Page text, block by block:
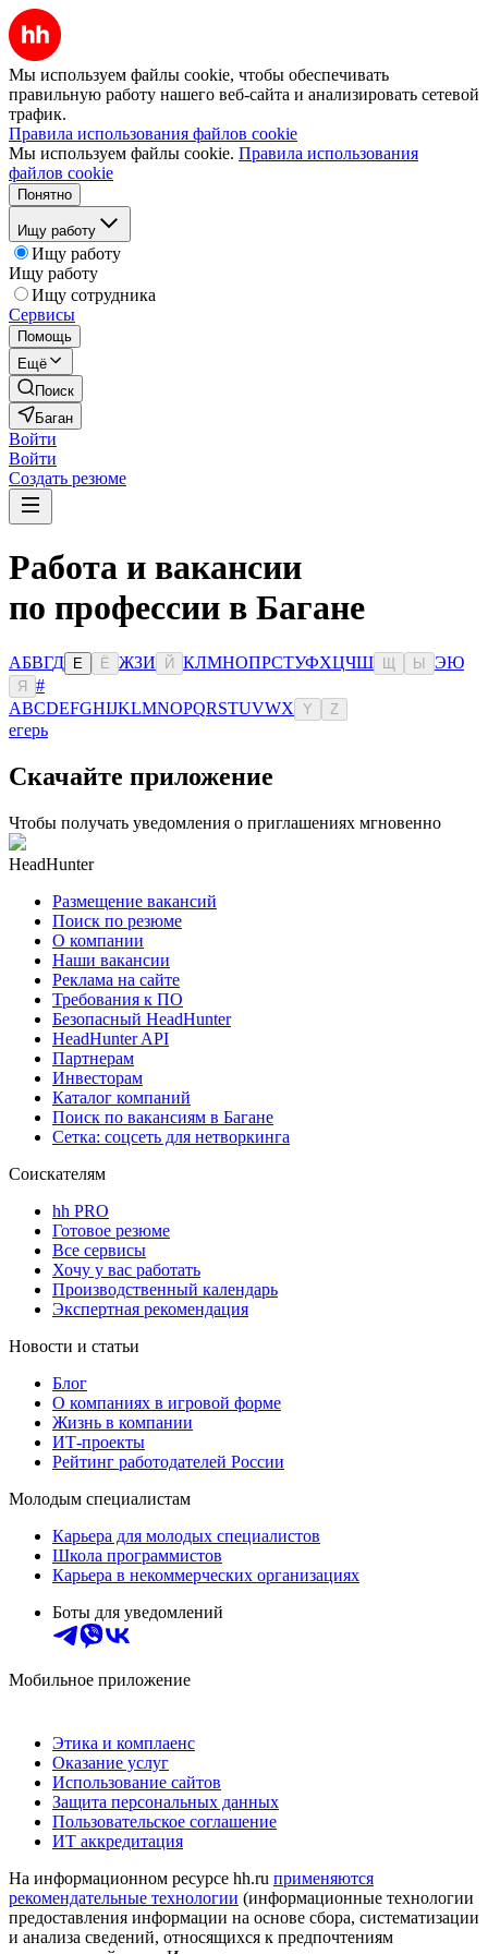
Мы используем файлы cookie, чтобы обеспечивать
правильную работу нашего веб-сайта и анализировать сетевой
трафик.
Правила использования файлов cookie
Мы используем файлы cookie. Правила использования
файлов cookie
Понятно
Ищу работу
Ищу работу
Ищу работу
Ищу сотрудника
Сервисы
Помощь
Ещё
Поиск
Баган
Войти
Войти
Создать резюме
Работа и вакансии
по профессии в Багане
АБВГД Е Ё ЖЗИ Й КЛМНОПРСТУФХЦЧШ Ы ЭЮ
Я
#
ABCDEFGHIJKLMNOPQRSTUVWX Y Z
егерь
Скачайте приложение
Чтобы получать уведомления о приглашениях мгновенно
HeadHunter
Размещение вакансий
Поиск по резюме
О компании
Наши вакансии
Реклама на сайте
Требования к ПО
Безопасный HeadHunter
HeadHunter API
Партнерам
Инвесторам
Каталог компаний
Поиск по вакансиям в Багане
Сетка: соцсеть для нетворкинга
Соискателям
hh PRO
Готовое резюме
Все сервисы
Хочу у вас работать
Производственный календарь
Экспертная рекомендация
Новости и статьи
Блог
О компаниях в игровой форме
Жизнь в компании
ИТ-проекты
Рейтинг работодателей России
Молодым специалистам
Карьера для молодых специалистов
Школа программистов
Карьера в некоммерческих организациях
Боты для уведомлений
Мобильное приложение
Этика и комплаенс
Оказание услуг
Использование сайтов
Защита персональных данных
Пользовательское соглашение
ИТ аккредитация
На информационном ресурсе hh.ru применяются
рекомендательные технологии (информационные технологии
предоставления информации на основе сбора, систематизации
и анализа сведений, относящихся к предпочтениям